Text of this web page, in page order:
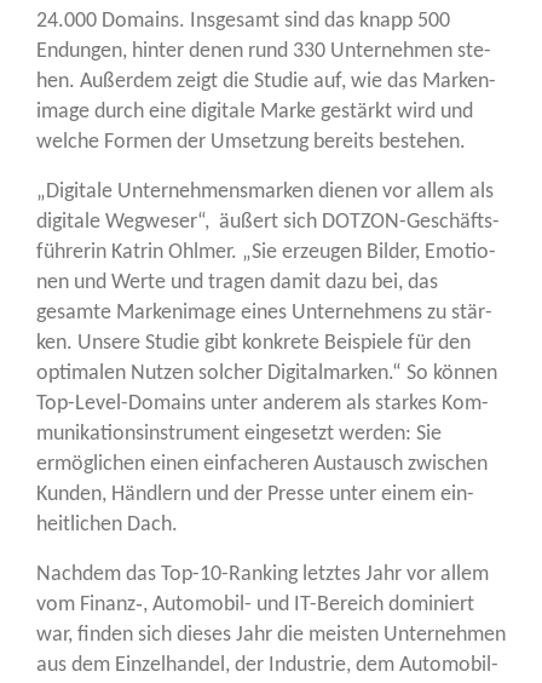
24.000 Domains. Ins­ge­samt sind das knapp 500
Endun­gen, hin­ter denen rund 330 Unter­neh­men ste­
hen. Außer­dem zeigt die Stu­die auf, wie das Mar­ken­
image durch eine digi­ta­le Mar­ke gestärkt wird und
wel­che For­men der Umset­zung bereits bestehen.
„Digi­ta­le Unter­neh­mens­mar­ken die­nen vor allem als
digi­ta­le Weg­we­ser“, äußert sich DOT­ZON-Geschäfts­
füh­re­rin Kat­rin Ohl­mer. „Sie erzeu­gen Bil­der, Emo­tio­
nen und Wer­te und tra­gen damit dazu bei, das
gesam­te Mar­ken­image eines Unter­neh­mens zu stär­
ken. Unse­re Stu­die gibt kon­kre­te Bei­spie­le für den
opti­ma­len Nut­zen sol­cher Digi­tal­mar­ken.“ So kön­nen
Top-Level-Domains unter ande­rem als star­kes Kom­
mu­ni­ka­ti­ons­in­stru­ment ein­ge­setzt wer­den: Sie
ermög­li­chen einen ein­fa­che­ren Aus­tausch zwi­schen
Kun­den, Händ­lern und der Pres­se unter einem ein­
heit­li­chen Dach.
Nach­dem das Top-10-Ran­king letz­tes Jahr vor allem
vom Finanz‑, Auto­mo­bil- und IT-Bereich domi­niert
war, fin­den sich die­ses Jahr die meis­ten Unter­neh­men
aus dem Ein­zel­han­del, der Indus­trie, dem Auto­mo­bil-